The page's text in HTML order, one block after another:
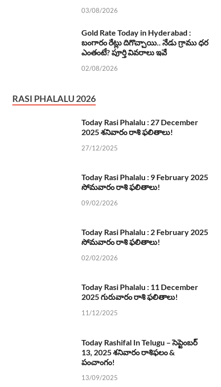
03/08/2026
Gold Rate Today in Hyderabad :
బంగారం రేట్లు దిగొచ్చాయి.. నేడు గ్రాము ధర
ఎంతంటే? పూర్తి వివరాలు ఇవే
02/08/2026
RASI PHALALU 2026
Today Rasi Phalalu : 27 December
2025 శనివారం రాశి ఫలితాలు!
27/12/2025
Today Rasi Phalalu : 9 February 2025
సోమవారం రాశి ఫలితాలు!
09/02/2026
Today Rasi Phalalu : 2 February 2025
సోమవారం రాశి ఫలితాలు!
02/02/2026
Today Rasi Phalalu : 11 December
2025 గురువారం రాశి ఫలితాలు!
11/12/2025
Today Rashifal In Telugu – సెప్టెంబర్
13, 2025 శనివారం రాశిఫలం &
పంచాంగం!
13/09/2025